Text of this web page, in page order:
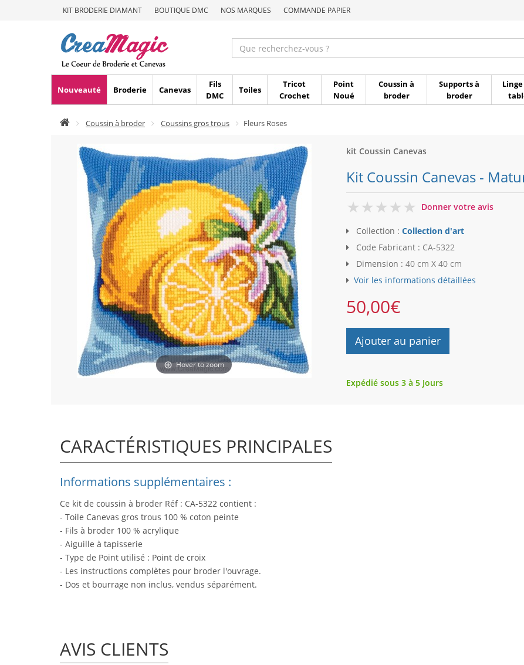
KIT BRODERIE DIAMANT BOUTIQUE DMC NOS MARQUES COMMANDE PAPIER
Nouveauté Broderie Canevas
Fils
DMC
Toiles
Tricot
Crochet
Point
Noué
Coussin à
broder
Supports à
broder
Coussin à broder Coussins gros trous Fleurs Roses
Hover to zoom
kit Coussin Canevas
Kit Coussin Canevas -
0
Donner votre avis
Collection : Collection d'art
Code Fabricant : CA-5322
Dimension : 40 cm X 40 cm
Voir les informations détaillées
50,00€
Ajouter au panier
Expédié sous 3 à 5 Jours
CARACTÉRISTIQUES PRINCIPALES
Informations supplémentaires :
Ce kit de coussin à broder Réf : CA-5322 contient :
- Toile Canevas gros trous 100 % coton peinte
- Fils à broder 100 % acrylique
- Aiguille à tapisserie
- Type de Point utilisé : Point de croix
- Les instructions complètes pour broder l'ouvrage.
- Dos et bourrage non inclus, vendus séparément.
AVIS CLIENTS